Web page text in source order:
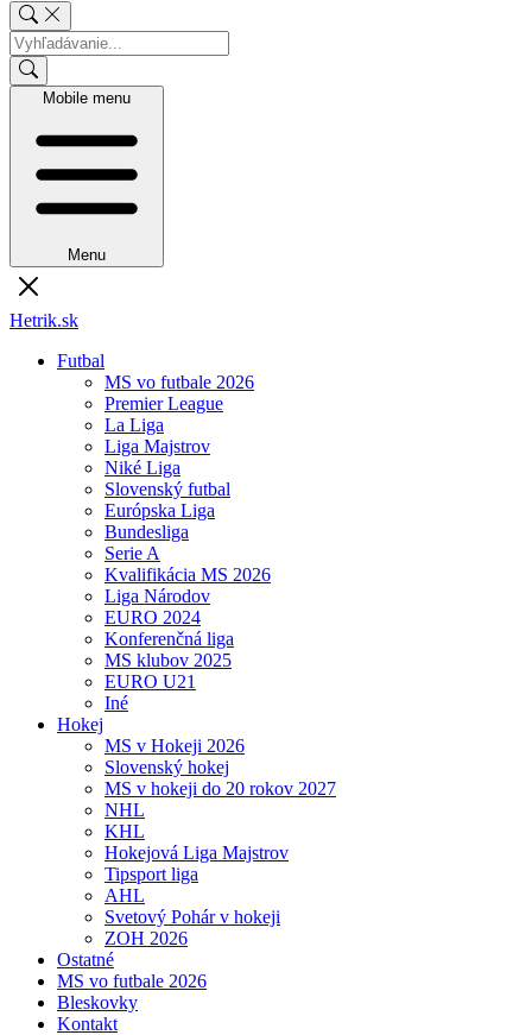
Mobile menu
Menu
Hetrik.sk
Futbal
MS vo futbale 2026
Premier League
La Liga
Liga Majstrov
Niké Liga
Slovenský futbal
Európska Liga
Bundesliga
Serie A
Kvalifikácia MS 2026
Liga Národov
EURO 2024
Konferenčná liga
MS klubov 2025
EURO U21
Iné
Hokej
MS v Hokeji 2026
Slovenský hokej
MS v hokeji do 20 rokov 2027
NHL
KHL
Hokejová Liga Majstrov
Tipsport liga
AHL
Svetový Pohár v hokeji
ZOH 2026
Ostatné
MS vo futbale 2026
Bleskovky
Kontakt